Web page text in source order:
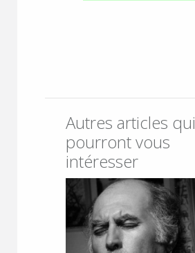
Autres articles qui
pourront vous
intéresser